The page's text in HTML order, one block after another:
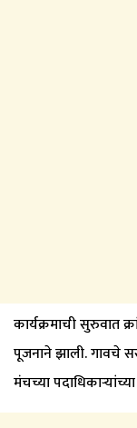
कार्यक्रमाची सुरुवात
पूजनाने झाली. गावचे
मंचच्या